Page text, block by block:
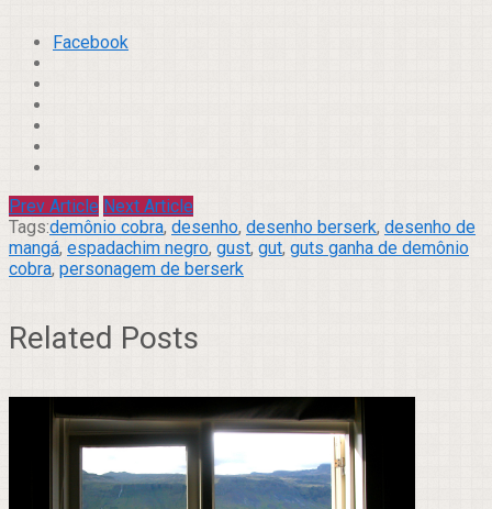
Facebook
Prev Article Next Article
Tags:demônio cobra, desenho, desenho berserk, desenho de
mangá, espadachim negro, gust, gut, guts ganha de demônio
cobra, personagem de berserk
Related Posts